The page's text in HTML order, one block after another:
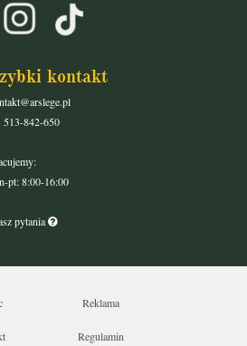
kontakt
513-842-650
pt: 8:00-16:00
pytania
Reklama
Regulamin